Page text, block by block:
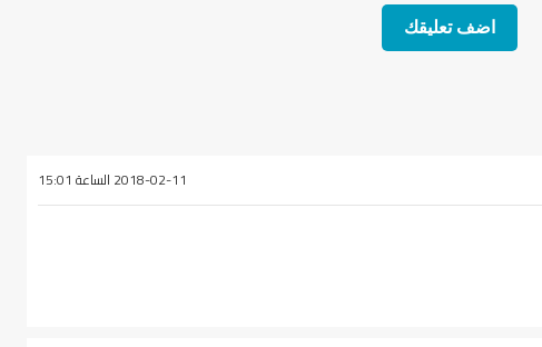
2018-02-11 الساعة 15:01